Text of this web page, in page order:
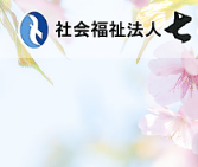
コ
ン
ナ
ビ